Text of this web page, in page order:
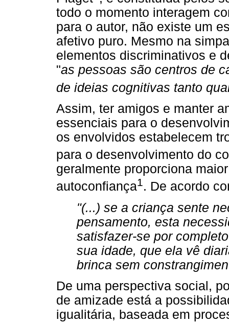
todo o momento interagem
para o autor, não existe um
afetivo puro. Mesmo na
elementos discriminativos e
"as pessoas são centros de
de ideias cognitivas tanto
Assim, ter amigos e manter
essenciais para o
os envolvidos estabelecem
para o desenvolvimento do
geralmente proporciona
autoconfiança1. De acordo
"(...) se a criança sente
pensamento, esta
satisfazer-se por
sua idade, que ela vê
brinca sem
De uma perspectiva social,
de amizade está a
igualitária, baseada em